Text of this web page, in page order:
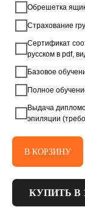
Обрешетка
Страхование
Сертификат
русском в pdf,
Базовое
Полное
Выдача
эпиляции
В КОРЗИНУ
КУПИТЬ В